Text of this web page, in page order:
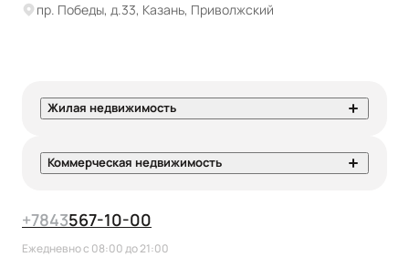
пр. Победы, д.33, Казань, Приволжский
Жилая недвижимость
Коммерческая недвижимость
+7843567-10-00
Ежедневно с 08:00 до 21:00